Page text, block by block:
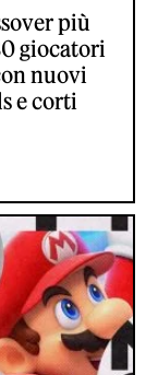
più
giocatori
nuovi
e corti